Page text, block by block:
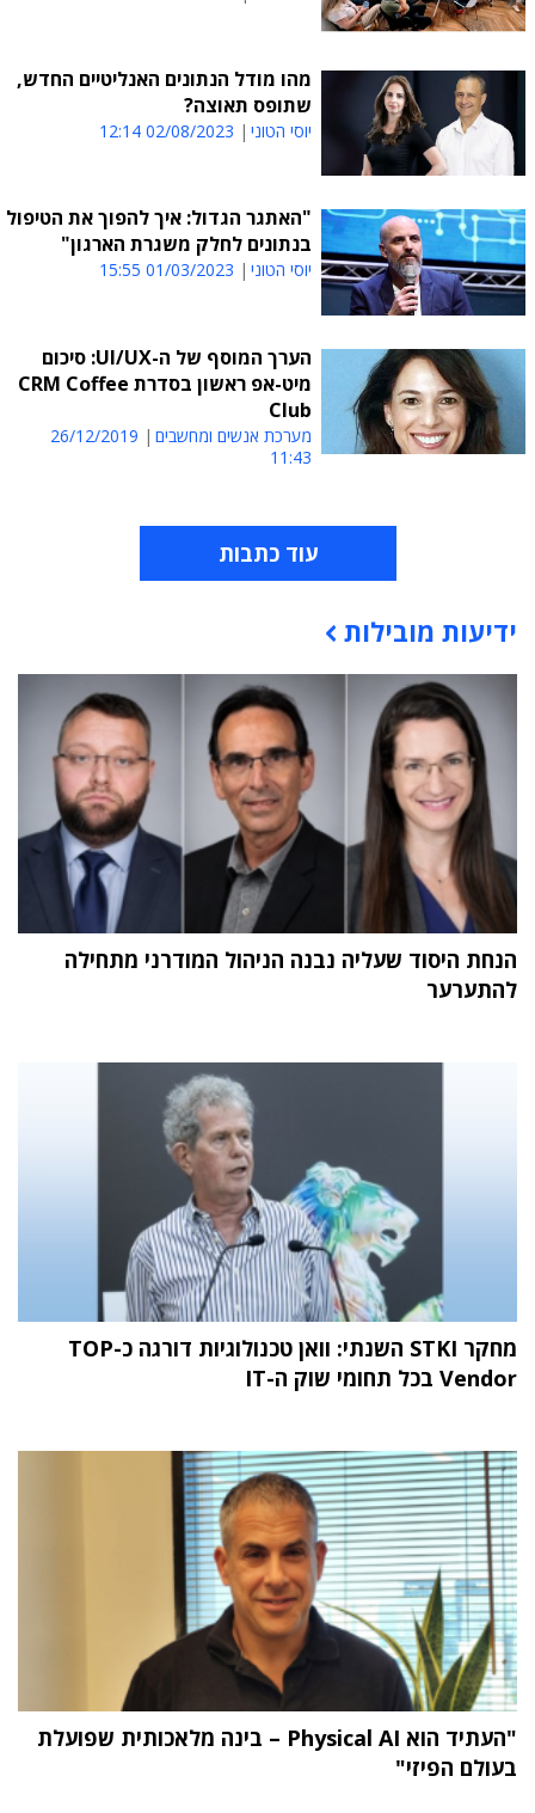
מהו מודל הנתונים האנליטיים החדש,
שתופס תאוצה?
יוסי הטוני 02/08/2023 12:14
"האתגר הגדול: איך להפוך את הטיפול
בנתונים לחלק משגרת הארגון"
יוסי הטוני 01/03/2023 15:55
הערך המוסף של ה-UI/UX: סיכום
מיט-אפ ראשון בסדרת CRM Coffee
Club
מערכת אנשים ומחשבים
26/12/2019
11:43
עוד כתבות
תוכן פרסומי
ידיעות מובילות
הנחת היסוד שעליה נבנה הניהול המודרני מתחילה
להתערער
מחקר STKI השנתי: וואן טכנולוגיות דורגה כ-TOP
Vendor בכל תחומי שוק ה-IT
"העתיד הוא Physical AI – בינה מלאכותית שפועלת
בעולם הפיזי"